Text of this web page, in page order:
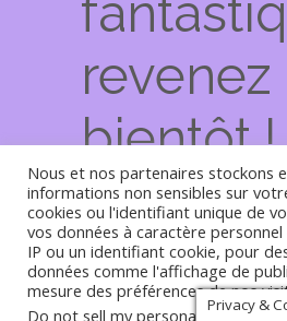
revenez
bientôt !
Nous et nos partenaires stockons
informations non sensibles sur
cookies ou l'identifiant unique de
vos données à caractère
IP ou un identifiant cookie, pour
Privacy &